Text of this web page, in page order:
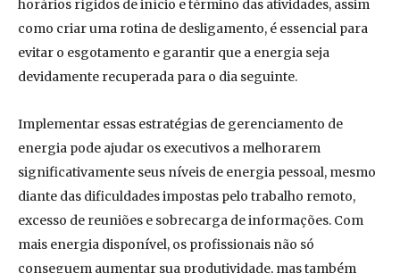
horários rígidos de início e término das atividades, assim
como criar uma rotina de desligamento, é essencial para
evitar o esgotamento e garantir que a energia seja
devidamente recuperada para o dia seguinte.
Implementar essas estratégias de gerenciamento de
energia pode ajudar os executivos a melhorarem
significativamente seus níveis de energia pessoal, mesmo
diante das dificuldades impostas pelo trabalho remoto,
excesso de reuniões e sobrecarga de informações. Com
mais energia disponível, os profissionais não só
conseguem aumentar sua produtividade, mas também